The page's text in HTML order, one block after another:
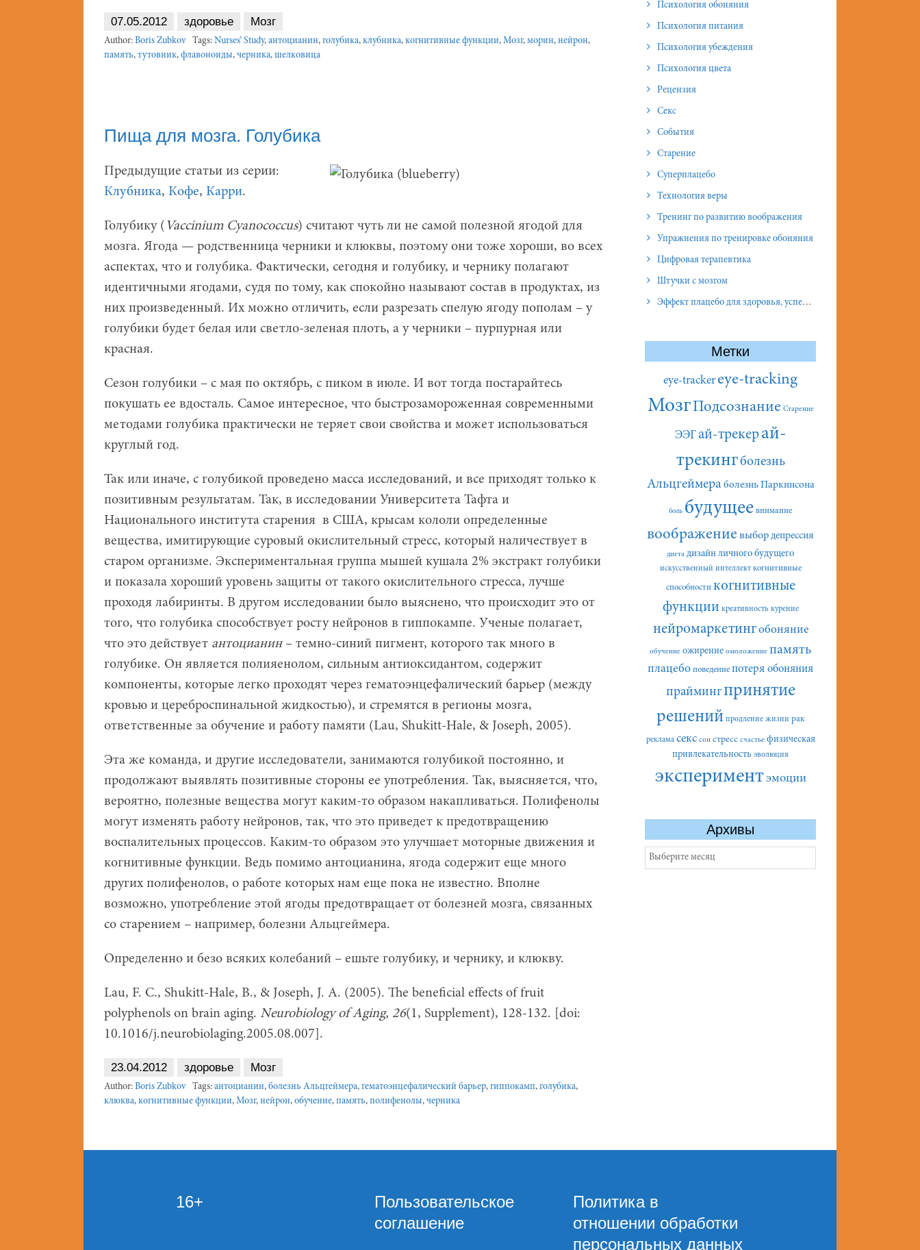
07.05.2012 здоровье Мозг
Author: Boris Zubkov Tags: Nurses’ Study, антоцианин, голубика, клубника, когнитивные функции, Мозг, морин, нейрон,
память, тутовник, флавоноиды, черника, шелковица
Пища для мозга. Голубика
Предыдущие статьи из серии:
Клубника, Кофе, Карри.
Голубику ( Vaccinium Cyanococcus) считают чуть ли не самой полезной ягодой для
мозга. Ягода — родственница черники и клюквы, поэтому они тоже хороши, во всех
аспектах, что и голубика. Фактически, сегодня и голубику, и чернику полагают
идентичными ягодами, судя по тому, как спокойно называют состав в продуктах, из
них произведенный. Их можно отличить, если разрезать спелую ягоду пополам – у
голубики будет белая или светло-зеленая плоть, а у черники – пурпурная или
красная.
Сезон голубики – с мая по октябрь, с пиком в июле. И вот тогда постарайтесь
покушать ее вдосталь. Самое интересное, что быстрозамороженная современными
методами голубика практически не теряет свои свойства и может использоваться
круглый год.
Так или иначе, с голубикой проведено масса исследований, и все приходят только к
позитивным результатам. Так, в исследовании Университета Тафта и
Национального института старения в США, крысам кололи определенные
вещества, имитирующие суровый окислительный стресс, который наличествует в
старом организме. Экспериментальная группа мышей кушала 2% экстракт голубики
и показала хороший уровень защиты от такого окислительного стресса, лучше
проходя лабиринты. В другом исследовании было выяснено, что происходит это от
того, что голубика способствует росту нейронов в гиппокампе. Ученые полагает,
что это действует антоцианин– темно-синий пигмент, которого так много в
голубике. Он является полияенолом, сильным антиоксидантом, содержит
компоненты, которые легко проходят через гематоэнцефалический барьер (между
кровью и цереброспинальной жидкостью), и стремятся в регионы мозга,
ответственные за обучение и работу памяти (Lau, Shukitt-Hale, & Joseph, 2005).
Эта же команда, и другие исследователи, занимаются голубикой постоянно, и
продолжают выявлять позитивные стороны ее употребления. Так, выясняется, что,
вероятно, полезные вещества могут каким-то образом накапливаться. Полифенолы
могут изменять работу нейронов, так, что это приведет к предотвращению
воспалительных процессов. Каким-то образом это улучшает моторные движения и
когнитивные функции. Ведь помимо антоцианина, ягода содержит еще много
других полифенолов, о работе которых нам еще пока не известно. Вполне
возможно, употребление этой ягоды предотвращает от болезней мозга, связанных
со старением – например, болезни Альцгеймера.
Определенно и безо всяких колебаний – ешьте голубику, и чернику, и клюкву.
Lau, F. C., Shukitt-Hale, B., & Joseph, J. A. (2005). The beneficial effects of fruit
polyphenols on brain aging. Neurobiology of Aging, 26(1, Supplement), 128-132. [doi:
10.1016/j.neurobiolaging.2005.08.007].
23.04.2012 здоровье Мозг
Author: Boris Zubkov Tags: антоцианин, болезнь Альцгеймера, гематоэнцефалический барьер, гиппокамп, голубика,
клюква, когнитивные функции, Мозг, нейрон, обучение, память, полифенолы, черника
Психология обоняния
Психология питания
Психология убеждения
Психология цвета
Рецензия
Секс
События
Старение
Суперплацебо
Технология веры
Тренинг по развитию воображения
Упражнения по тренировке обоняния
Цифровая терапевтика
Штучки с мозгом
Эффект плацебо для здоровья, успеха и отношений
Метки
eye-tracker eye-tracking
МозгПодсознание Старение
ЭЭГай-трекерай-
трекингболезнь
Альцгеймера болезнь Паркинсона
боль будущее внимание
воображение выбор депрессия
диета дизайн личного будущего
искусственный интеллект когнитивные
способности когнитивные
функции креативность курение
нейромаркетингобоняние
обучение ожирение омоложение память
плацебо поведение потеря обоняния
праймингпринятие
решений продление жизни рак
реклама секс сон стресс счастье физическая
привлекательность эволюция
экспериментэмоции
Архивы
Архивы
16+
Пользовательское
соглашение
Политика в
отношении обработки
персональных данных